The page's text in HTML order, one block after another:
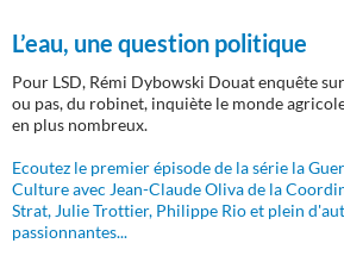
L’eau, une question politique
Pour LSD, Rémi Dybowski Douat enquête
ou pas, du robinet, inquiète le monde
en plus nombreux.
Ecoutez le premier épisode de la série la
Culture avec Jean-Claude Oliva de la
Strat, Julie Trottier, Philippe Rio et plein
passionnantes...